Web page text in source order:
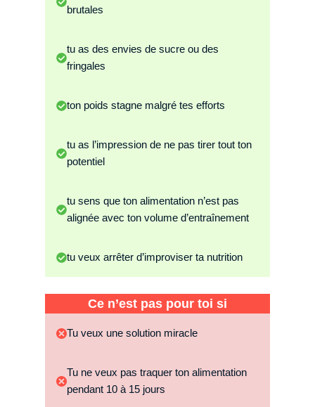
brutales
tu as des envies de sucre ou des
fringales
ton poids stagne malgré tes efforts
tu as l’impression de ne pas tirer tout ton
potentiel
tu sens que ton alimentation n’est pas
alignée avec ton volume d’entraînement
tu veux arrêter d’improviser ta nutrition
Ce n’est pas pour toi si
Tu veux une solution miracle
Tu ne veux pas traquer ton alimentation
pendant 10 à 15 jours